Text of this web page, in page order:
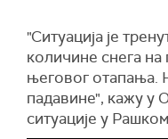
"Ситуација је
количине снега
његовог отапања.
падавине", кажу у
ситуације у